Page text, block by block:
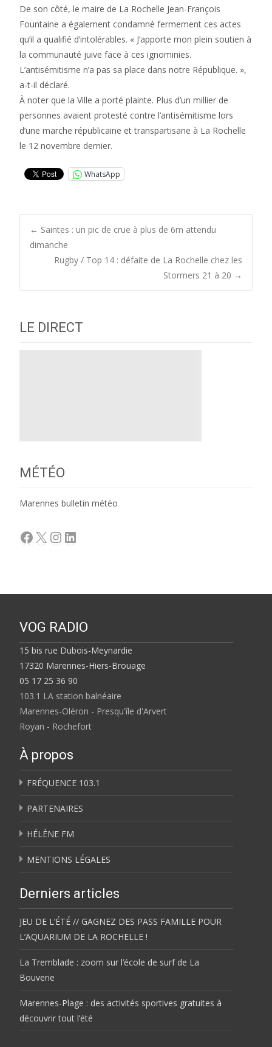
De son côté, le maire de La Rochelle Jean-François
Fountaine a également condamné fermement ces actes
qu’il a qualifié d’intolérables. « J’apporte mon plein soutien à
la communauté juive face à ces ignominies.
L’antisémitisme n’a pas sa place dans notre République. »,
a-t-il déclaré.
À noter que la Ville a porté plainte. Plus d’un millier de
personnes avaient protesté contre l’antisémitisme lors
d’une marche républicaine et transpartisane à La Rochelle
le 12 novembre dernier.
WhatsApp
Post
navigation
← Saintes : un pic de crue à plus de 6m attendu
dimanche
Rugby / Top 14 : défaite de La Rochelle chez les
Stormers 21 à 20 →
LE DIRECT
MÉTÉO
Marennes bulletin météo
Facebook
X Instagram
LinkedIn
VOG RADIO
15 bis rue Dubois-Meynardie
17320 Marennes-Hiers-Brouage
05 17 25 36 90
103.1 LA station balnéaire
Marennes-Oléron - Presqu'île d'Arvert
Royan - Rochefort
À propos
FRÉQUENCE 103.1
PARTENAIRES
HÉLÈNE FM
MENTIONS LÉGALES
Derniers articles
JEU DE L’ÉTÉ // GAGNEZ DES PASS FAMILLE POUR
L’AQUARIUM DE LA ROCHELLE !
La Tremblade : zoom sur l’école de surf de La
Bouverie
Marennes-Plage : des activités sportives gratuites à
découvrir tout l’été